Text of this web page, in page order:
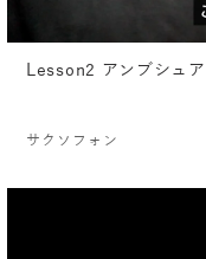
Lesson2 アンブシュア
サクソフォン